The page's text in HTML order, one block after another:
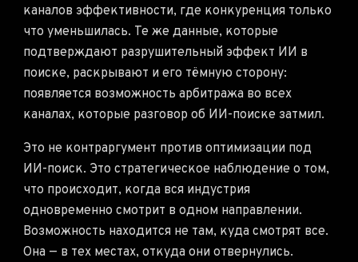
каналов эффективности, где конкуренция только
что уменьшилась. Те же данные, которые
подтверждают разрушительный эффект ИИ в
поиске, раскрывают и его тёмную сторону:
появляется возможность арбитража во всех
каналах, которые разговор об ИИ-поиске затмил.
Это не контраргумент против оптимизации под
ИИ-поиск. Это стратегическое наблюдение о том,
что происходит, когда вся индустрия
одновременно смотрит в одном направлении.
Возможность находится не там, куда смотрят все.
Она — в тех местах, откуда они отвернулись.